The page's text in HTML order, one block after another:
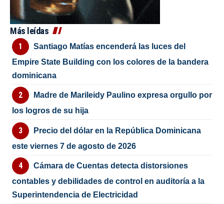
Más leídas
Santiago Matías encenderá las luces del
Empire State Building con los colores de la bandera
dominicana
Madre de Marileidy Paulino expresa orgullo por
los logros de su hija
Precio del dólar en la República Dominicana
este viernes 7 de agosto de 2026
Cámara de Cuentas detecta distorsiones
contables y debilidades de control en auditoría a la
Superintendencia de Electricidad